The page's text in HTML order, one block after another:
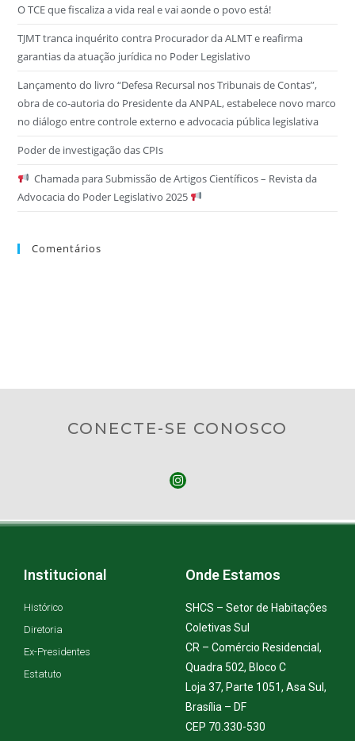
O TCE que fiscaliza a vida real e vai aonde o povo está!
TJMT tranca inquérito contra Procurador da ALMT e reafirma
garantias da atuação jurídica no Poder Legislativo
Lançamento do livro “Defesa Recursal nos Tribunais de Contas”,
obra de co-autoria do Presidente da ANPAL, estabelece novo marco
no diálogo entre controle externo e advocacia pública legislativa
Poder de investigação das CPIs
Chamada para Submissão de Artigos Científicos – Revista da
Advocacia do Poder Legislativo 2025
Comentários
CONECTE-SE CONOSCO
Institucional
Histórico
Diretoria
Ex-Presidentes
Estatuto
Onde Estamos
SHCS – Setor de Habitações
Coletivas Sul
CR – Comércio Residencial,
Quadra 502, Bloco C
Loja 37, Parte 1051, Asa Sul,
Brasília – DF
CEP 70.330-530